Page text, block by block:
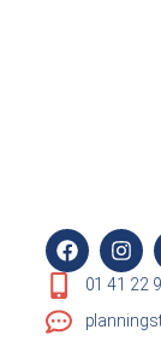
01 41 22